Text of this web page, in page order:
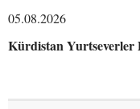
05.08.2026
Kürdistan Yurtseverler